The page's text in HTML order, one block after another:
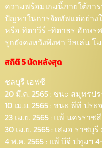
ความพร้อมเกมนี้ภายใต้กา
ปัญหาในการจัดทัพแต่อย่าง
หรือ ทิตาวีร์ -ทิตาธร อักษร
รุกยังคงหวังพึ่งพา วิลเล่น โ
สถิติ 5 นัดหลังสุด
ชลบุรี เอฟซี
20 มี.ค. 2565 : ชนะ สมุทรป
10 เม.ย. 2565 : ชนะ พีที ประ
23 เม.ย. 2565 : แพ้ นครราช
30 เม.ย. 2565 : เสมอ ราชบุ
4 พ.ค. 2565 : แพ้ บีจี ปทุมฯ